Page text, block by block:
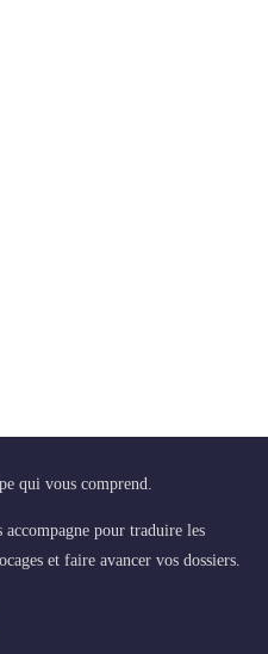
qui vous comprend.
accompagne pour traduire les
et faire avancer vos dossiers.